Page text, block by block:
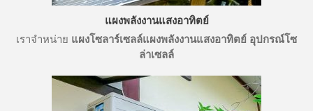
ติดต่อเรา
โทร
Line ID
Facebook ID
แผงพลังงานแสงอาทิตย์
เราจำหน่าย แผงโซลาร์เซลล์แผงพลังงานแสงอาทิตย์ อุปกรณ์โซ
ล่าเซลล์